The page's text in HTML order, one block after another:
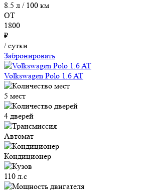
8.5 л / 100 км
ОТ
1800
₽
/ сутки
Забронировать
Volkswagen Polo 1.6 AT
5 мест
4 дверей
Автомат
Кондиционер
110 л.с